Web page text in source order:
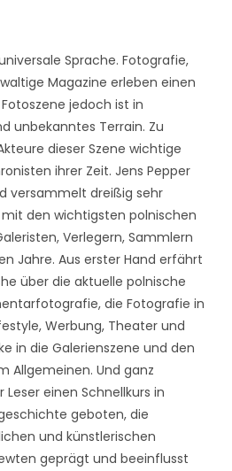
Sprache. Fotografie,
Magazine erleben einen
jedoch ist in
unbekanntes Terrain. Zu
dieser Szene wichtige
ihrer Zeit. Jens Pepper
versammelt dreißig sehr
den wichtigsten polnischen
Verlegern, Sammlern
Jahre. Aus erster Hand erfährt
über die aktuelle polnische
die Fotografie in
Werbung, Theater und
in die Galerienszene und den
Allgemeinen. Und ganz
einen Schnellkurs in
geboten, die
und künstlerischen
geprägt und beeinflusst